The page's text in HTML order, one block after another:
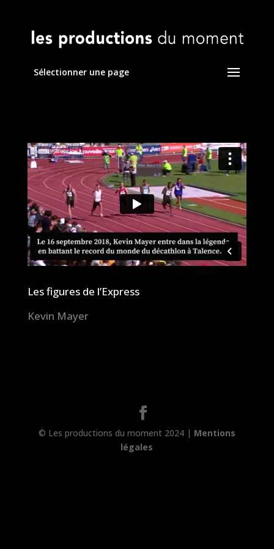
Sélectionner une page
Les figures de l’Express
Kevin Mayer
© Les productions du moment 2024 | Mentions
légales